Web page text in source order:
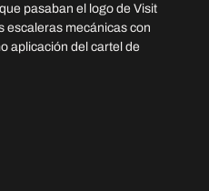
pasaban el logo de Visit
escaleras mecánicas con
aplicación del cartel de